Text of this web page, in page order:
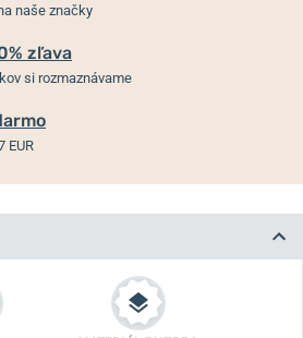
naše značky
zľava
si rozmaznávame
EUR